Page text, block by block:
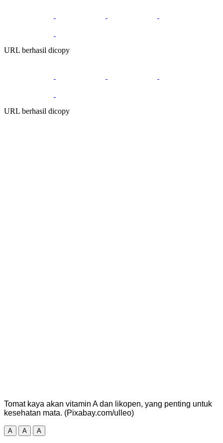
URL berhasil dicopy
URL berhasil dicopy
Tomat kaya akan vitamin A dan likopen, yang penting untuk
kesehatan mata. (Pixabay.com/ulleo)
A A A